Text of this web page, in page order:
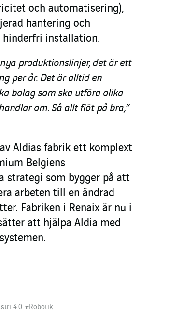
och automatisering),
hantering och
hinderfri installation.
produktionslinjer, det är ett
per år. Det är alltid en
bolag som ska utföra olika
om. Så allt flöt på bra,”
Aldias fabrik ett komplext
Belgiens
strategi som bygger på att
arbeten till en ändrad
Fabriken i Renaix är nu i
att hjälpa Aldia med
4.0 #Robotik